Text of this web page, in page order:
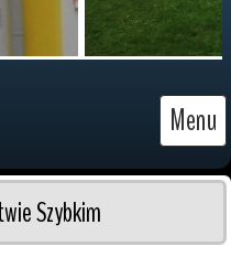
Menu
Szybkim